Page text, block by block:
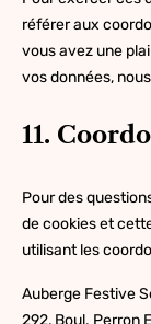
référer aux
vous avez une
vos données,
11.
Pour des
de cookies et
utilisant les
Auberge Festive
292, Boul. Perron